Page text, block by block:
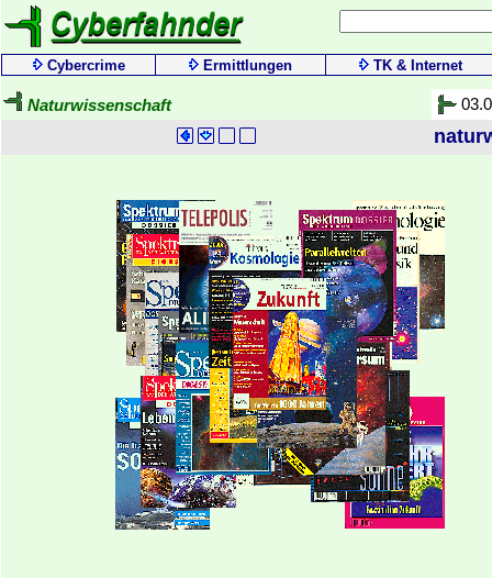
Cybercrime Ermittlungen TK & Internet
Naturwissenschaft